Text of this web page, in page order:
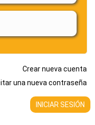
Crear nueva cuenta
una nueva contraseña